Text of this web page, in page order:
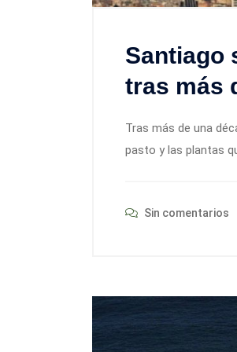
Santiago
tras más
Tras más de una
pasto y las plantas
Sin comentarios